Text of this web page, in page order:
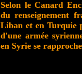
Selon le Canard
du renseignement
Liban et en Turquie
d'une armée
en Syrie se